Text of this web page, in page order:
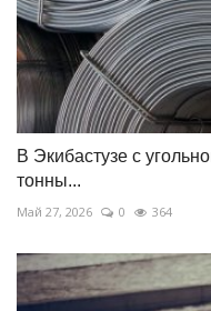
В Экибастузе с
тонны...
Май 27, 2026 0 364